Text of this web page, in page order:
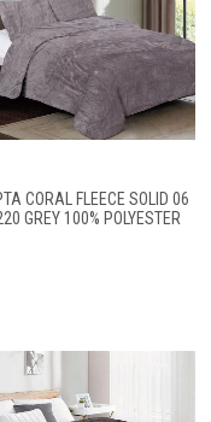
CORAL FLEECE SOLID 06
GREY 100% POLYESTER